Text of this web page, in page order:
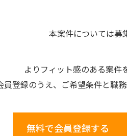
本案件については募
よりフィット感のある案件
員登録のうえ、 ご希望条件と職
無料で会員登録する